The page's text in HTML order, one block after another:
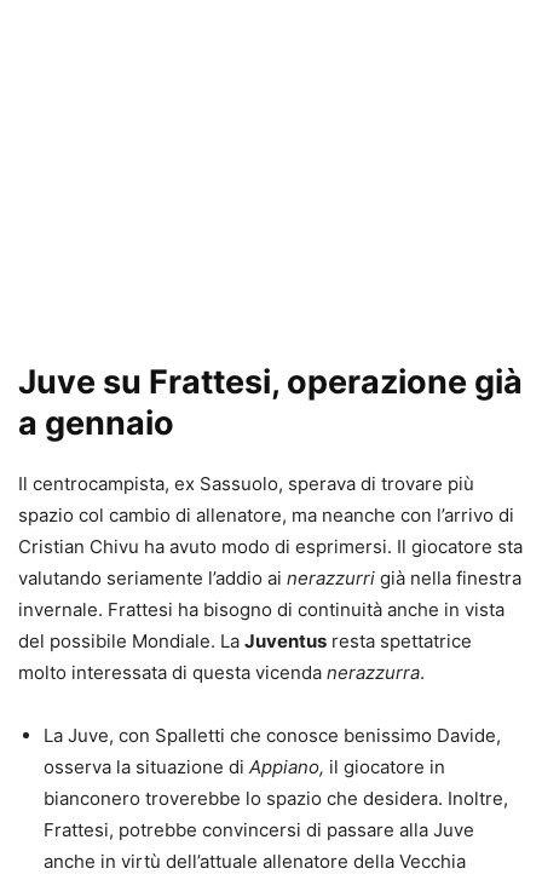
Juve su Frattesi, operazione già
a gennaio
Il centrocampista, ex Sassuolo, sperava di trovare più
spazio col cambio di allenatore, ma neanche con l’arrivo di
Cristian Chivu ha avuto modo di esprimersi. Il giocatore sta
valutando seriamente l’addio ai nerazzurri già nella finestra
invernale. Frattesi ha bisogno di continuità anche in vista
del possibile Mondiale. La Juventus resta spettatrice
molto interessata di questa vicenda nerazzurra.
La Juve, con Spalletti che conosce benissimo Davide,
osserva la situazione di Appiano, il giocatore in
bianconero troverebbe lo spazio che desidera. Inoltre,
Frattesi, potrebbe convincersi di passare alla Juve
anche in virtù dell’attuale allenatore della Vecchia